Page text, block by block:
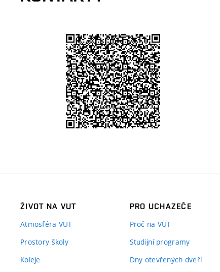
ŽIVOT NA VUT
Atmosféra VUT
Prostory školy
Koleje
PRO UCHAZEČE
Proč na VUT
Studijní programy
Dny otevřených dveří